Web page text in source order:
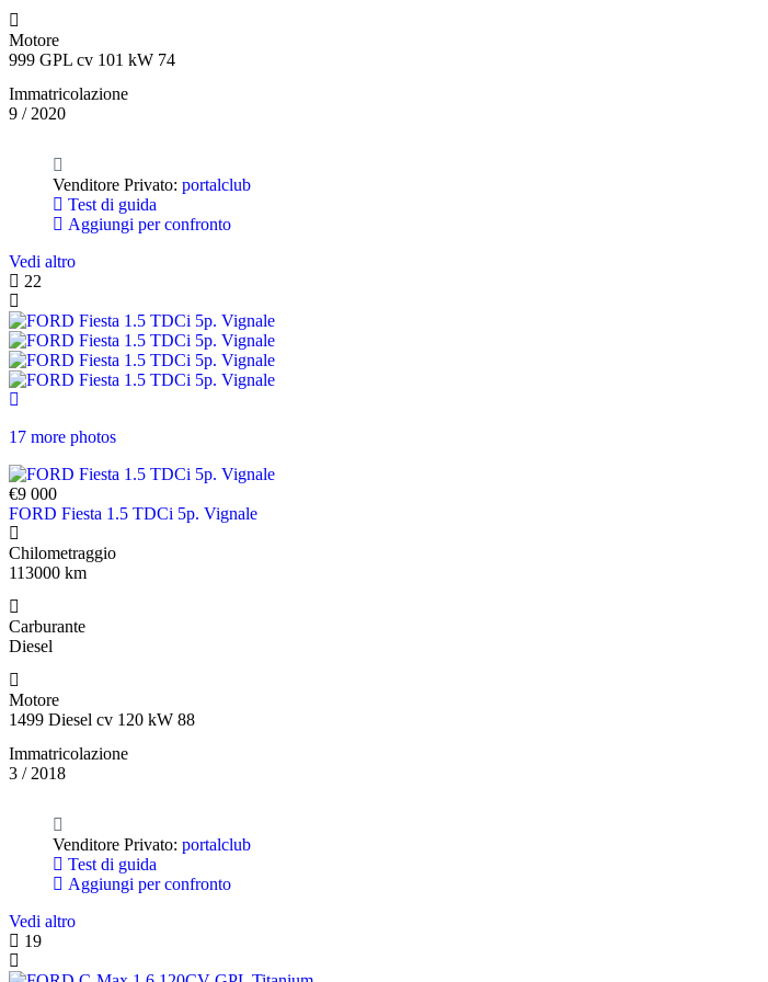
Motore
999 GPL cv 101 kW 74
Immatricolazione
9 / 2020
Venditore Privato: portalclub
Test di guida
Aggiungi per confronto
Vedi altro
22
17 more photos
€9 000
FORD Fiesta 1.5 TDCi 5p. Vignale
Chilometraggio
113000 km
Carburante
Diesel
Motore
1499 Diesel cv 120 kW 88
Immatricolazione
3 / 2018
Venditore Privato: portalclub
Test di guida
Aggiungi per confronto
Vedi altro
19